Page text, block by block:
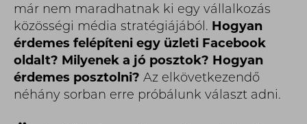
már nem maradhatnak ki egy vállalkozás
közösségi média stratégiájából. Hogyan
érdemes felépíteni egy üzleti Facebook
oldalt? Milyenek a jó posztok? Hogyan
érdemes posztolni? Az elkövetkezendő
néhány sorban erre próbálunk választ adni.